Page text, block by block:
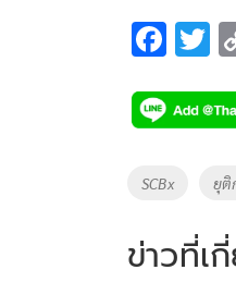
F
e
b
o
k
T
Tags
SCBx ยุติ
ข่าวที่เ